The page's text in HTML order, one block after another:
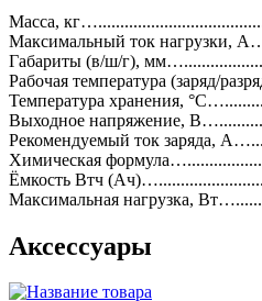
Масса,
Максимальный ток нагрузки,
Габариты (в/ш/г),
Рабочая температура (заряд/
Температура хранения,
Выходное напряжение,
Рекомендуемый ток заряда,
Химическая
Ёмкость Втч
Максимальная нагрузка,
Аксессуары